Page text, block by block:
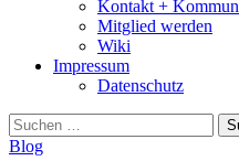
Kontakt +
Mitglied werden
Wiki
Impressum
Datenschutz
Suchen
nach:
Blog